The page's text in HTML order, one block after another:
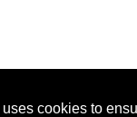
cookies to
084/ 087 Abbruch-,